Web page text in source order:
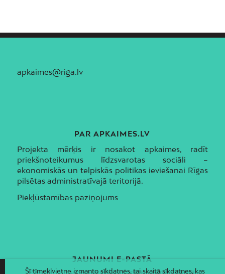
apkaimes@riga.lv
PAR APKAIMES.LV
Projekta mērķis ir nosakot apkaimes, radīt
priekšnoteikumus līdzsvarotas sociāli –
ekonomiskās un telpiskās politikas ieviešanai Rīgas
pilsētas administratīvajā teritorijā.
Piekļūstamības paziņojums
JAUNUMI E-PASTĀ
Piesakies un saņem jaunāko informāciju savā e-pastā!
Šī tīmekļvietne izmanto sīkdatnes, tai skaitā sīkdatnes, kas